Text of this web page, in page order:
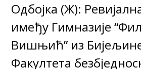
Одбојка (Ж):
имеђу Гимназије
Вишњић” из
Факултета